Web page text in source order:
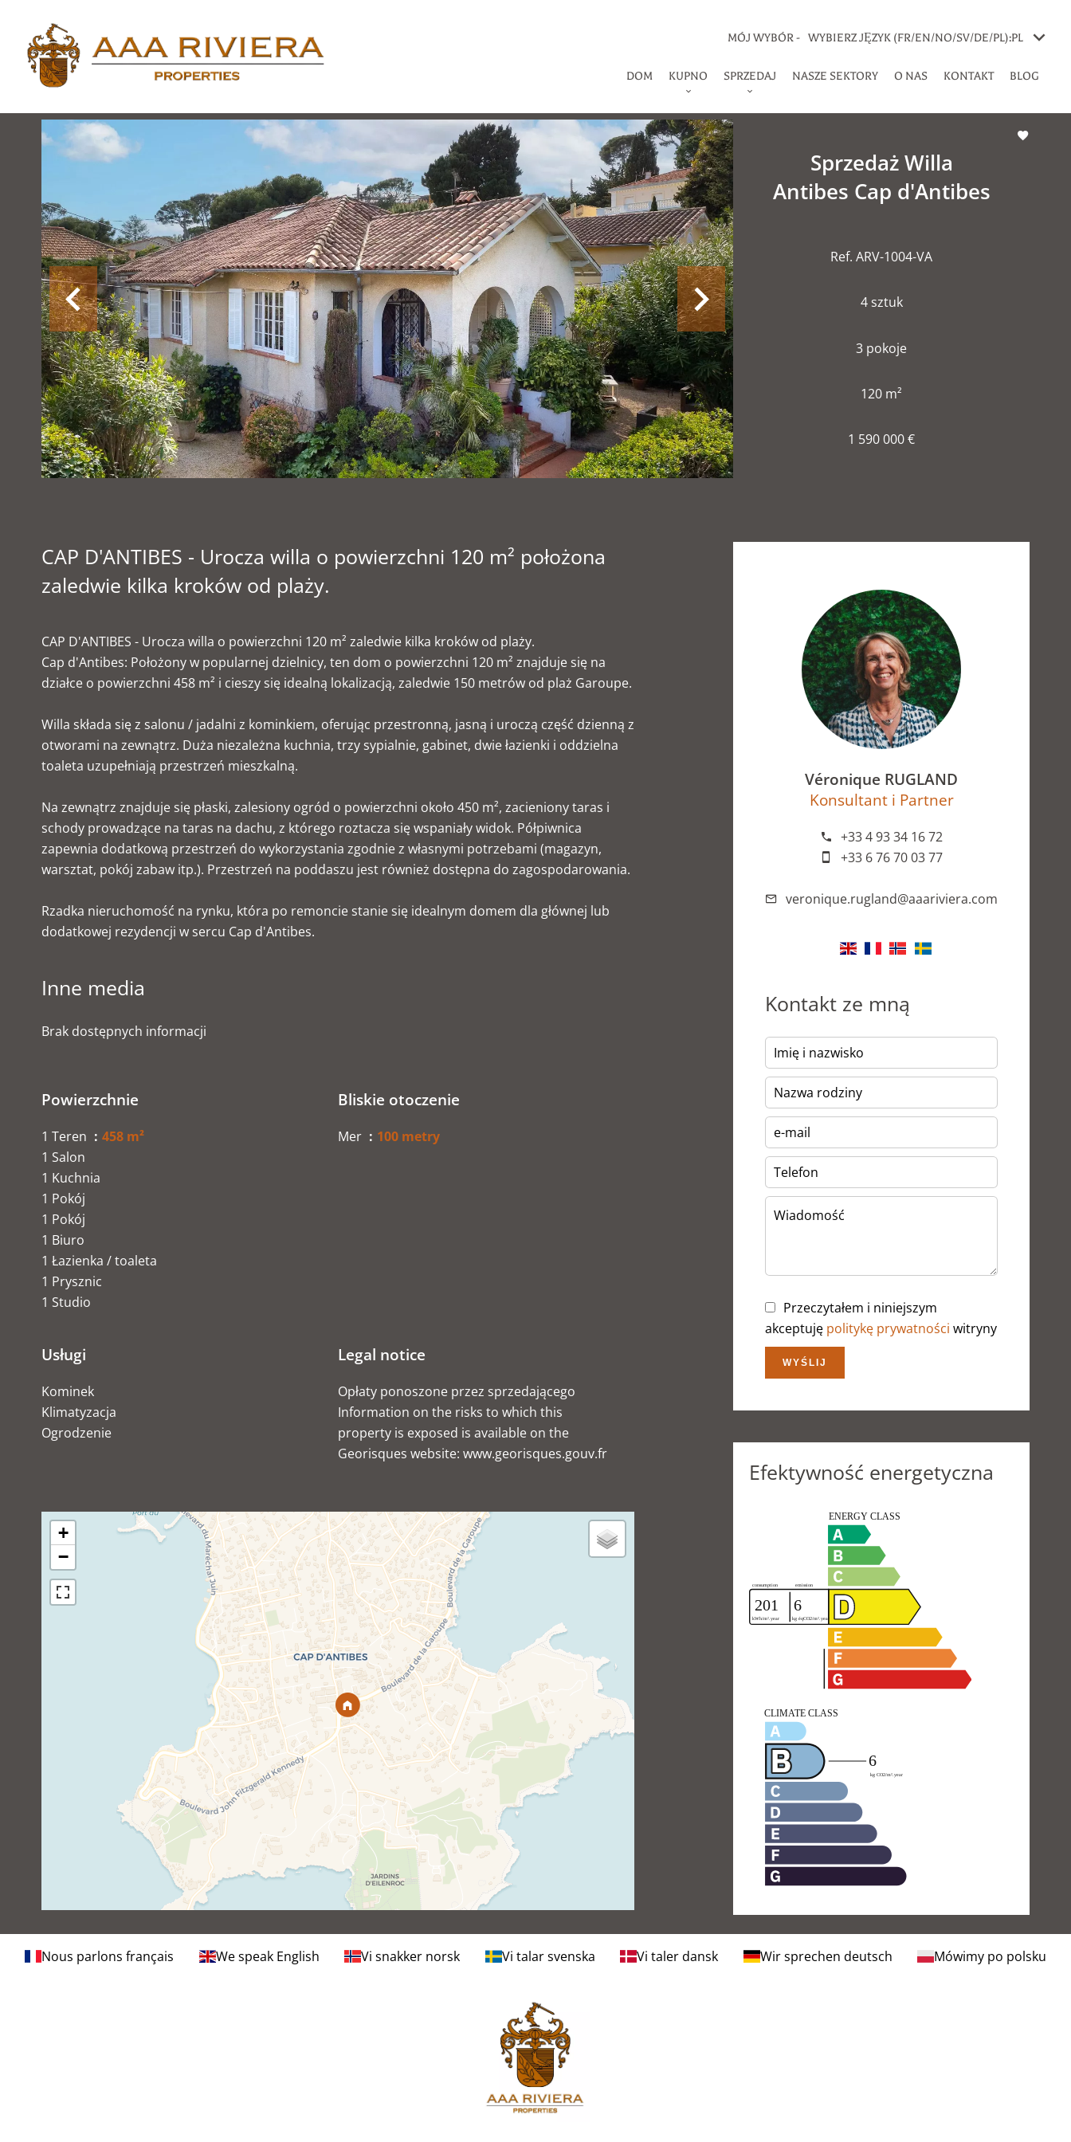
MÓJ WYBÓR - WYBIERZ JĘZYK (FR/EN/NO/SV/DE/PL):PL
DOM KUPNO SPRZEDAJ NASZE SEKTORY O NAS KONTAKT BLOG
Sprzedaż Willa
Antibes Cap d'Antibes
Ref. ARV-1004-VA
4 sztuk
3 pokoje
120 m²
1 590 000 €
CAP D'ANTIBES - Urocza willa o powierzchni 120 m² położona
zaledwie kilka kroków od plaży.
CAP D'ANTIBES - Urocza willa o powierzchni 120 m² zaledwie kilka kroków od plaży.
Cap d'Antibes: Położony w popularnej dzielnicy, ten dom o powierzchni 120 m² znajduje się na
działce o powierzchni 458 m² i cieszy się idealną lokalizacją, zaledwie 150 metrów od plaż Garoupe.
Willa składa się z salonu / jadalni z kominkiem, oferując przestronną, jasną i uroczą część dzienną z
otworami na zewnątrz. Duża niezależna kuchnia, trzy sypialnie, gabinet, dwie łazienki i oddzielna
toaleta uzupełniają przestrzeń mieszkalną.
Na zewnątrz znajduje się płaski, zalesiony ogród o powierzchni około 450 m², zacieniony taras i
schody prowadzące na taras na dachu, z którego roztacza się wspaniały widok. Półpiwnica
zapewnia dodatkową przestrzeń do wykorzystania zgodnie z własnymi potrzebami (magazyn,
warsztat, pokój zabaw itp.). Przestrzeń na poddaszu jest również dostępna do zagospodarowania.
Rzadka nieruchomość na rynku, która po remoncie stanie się idealnym domem dla głównej lub
dodatkowej rezydencji w sercu Cap d'Antibes.
Inne media
Brak dostępnych informacji
Powierzchnie
1 Teren
458 m²
1 Salon
1 Kuchnia
1 Pokój
1 Pokój
1 Biuro
1 Łazienka / toaleta
1 Prysznic
1 Studio
Bliskie otoczenie
Mer 100 metry
Usługi
Kominek
Klimatyzacja
Ogrodzenie
Legal notice
Opłaty ponoszone przez sprzedającego
Information on the risks to which this
property is exposed is available on the
Georisques website: www.georisques.gouv.fr
+
−
Véronique RUGLAND
Konsultant i Partner
+33 4 93 34 16 72
+33 6 76 70 03 77
veronique.rugland@aaariviera.com
Kontakt ze mną
Przeczytałem i niniejszym
akceptuję politykę prywatności witryny
WYŚLIJ
Efektywność energetyczna
Nous parlons français We speak English Vi snakker norsk Vi talar svenska Vi taler dansk Wir sprechen deutsch Mówimy po polsku